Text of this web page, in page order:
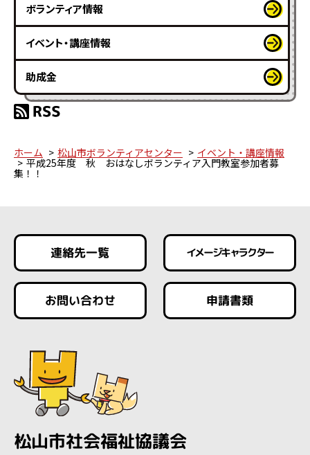
ボランティア情報
イベント・講座情報
助成金
ホーム 松山市ボランティアセンター イベント・講座情報
平成25年度 秋 おはなしボランティア入門教室参加者募
集！！
連絡先一覧 イメージキャラクター
お問い合わせ 申請書類
松山市社会福祉協議会